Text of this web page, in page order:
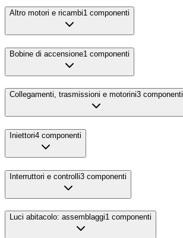
Altro motori e ricambi1 componenti
Bobine di accensione1 componenti
Collegamenti, trasmissioni e motorini3 componenti
Iniettori4 componenti
Interruttori e controlli3 componenti
Luci abitacolo: assemblaggi1 componenti